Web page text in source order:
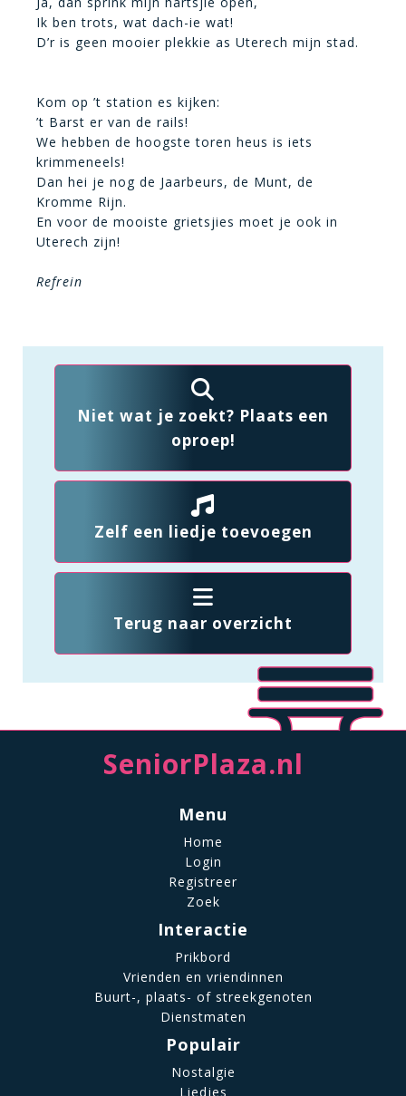
Ik ben trots, wat dach-ie wat!
D’r is geen mooier plekkie as Uterech mijn stad.
Kom op ’t station es kijken:
’t Barst er van de rails!
We hebben de hoogste toren heus is iets
krimmeneels!
Dan hei je nog de Jaarbeurs, de Munt, de
Kromme Rijn.
En voor de mooiste grietsjies moet je ook in
Uterech zijn!
Refrein
Niet wat je zoekt? Plaats een
oproep!
Zelf een liedje toevoegen
Terug naar overzicht
SeniorPlaza.nl
Menu
Home
Login
Registreer
Zoek
Interactie
Prikbord
Vrienden en vriendinnen
Buurt-, plaats- of streekgenoten
Dienstmaten
Populair
Nostalgie
Liedjes